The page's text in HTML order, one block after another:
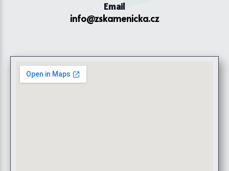
Email
info@zskamenicka.cz